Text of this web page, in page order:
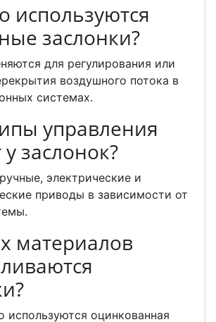
используются
заслонки?
для регулирования или
воздушного потока в
системах.
управления
заслонок?
электрические и
приводы в зависимости от
материалов
используются оцинкованная